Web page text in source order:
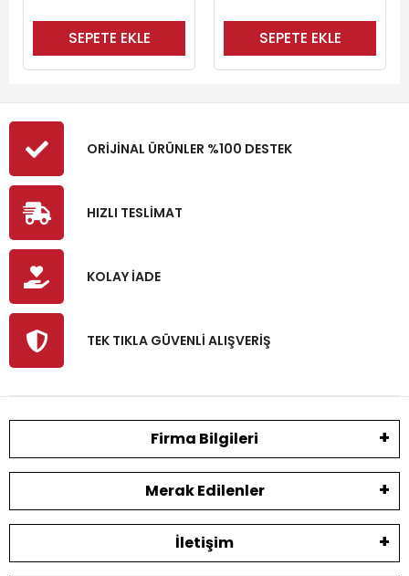
SEPETE EKLE SEPETE EKLE
ORİJİNAL ÜRÜNLER %100 DESTEK
HIZLI TESLİMAT
KOLAY İADE
TEK TIKLA GÜVENLİ ALIŞVERİŞ
Firma Bilgileri
Merak Edilenler
İletişim